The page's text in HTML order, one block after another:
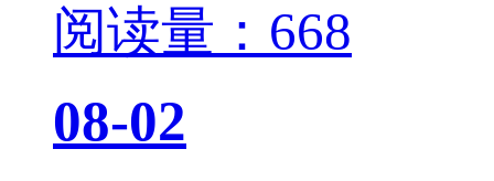
阅读量：668
08-02